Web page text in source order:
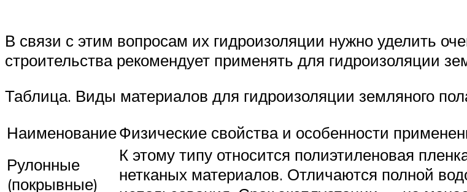
В связи с этим вопросам их гидроизоляции нужно уделить
строительства рекомендует применять для гидроизоляции
Таблица. Виды материалов для гидроизоляции земляного
НаименованиеФизические свойства и особенности
Рулонные
(покрывные)
К этому типу относится полиэтиленовая
нетканых материалов. Отличаются полной